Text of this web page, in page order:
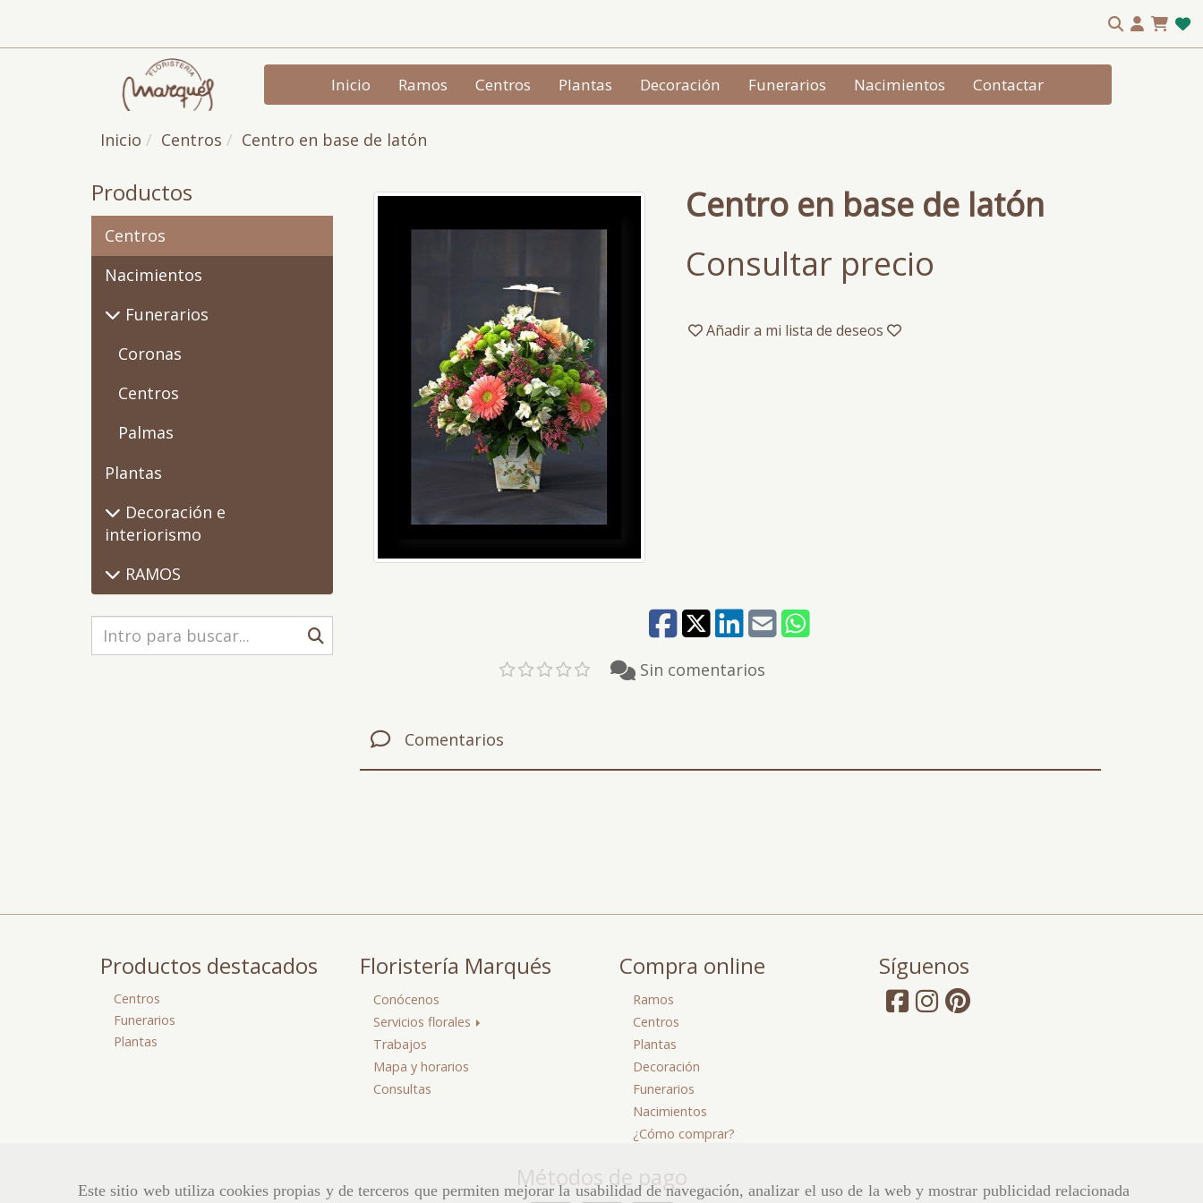
Este sitio web utiliza cookies propias y de terceros que permiten mejorar la usabilidad de navegación, analizar el uso de la web y mostrar publicidad relacionada
Inicio Ramos Centros Plantas Decoración Funerarios Nacimientos Contactar
Inicio Centros Centro en base de latón
Productos
Centros
Nacimientos
Funerarios
Coronas
Centros
Palmas
Plantas
Decoración e
interiorismo
RAMOS
Centro en base de latón
Consultar precio
Añadir a mi lista de deseos
Sin comentarios
Comentarios
Productos destacados
Centros
Funerarios
Plantas
Floristería Marqués
Conócenos
Servicios florales
Trabajos
Mapa y horarios
Consultas
Compra online
Ramos
Centros
Plantas
Decoración
Funerarios
Nacimientos
¿Cómo comprar?
Síguenos
Métodos de pago